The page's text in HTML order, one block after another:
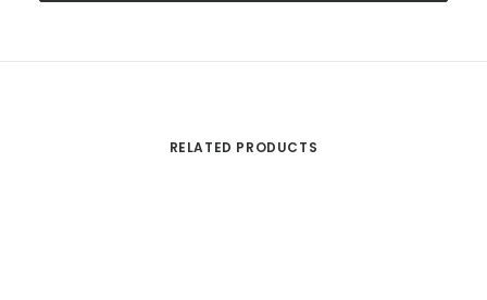
RELATED PRODUCTS